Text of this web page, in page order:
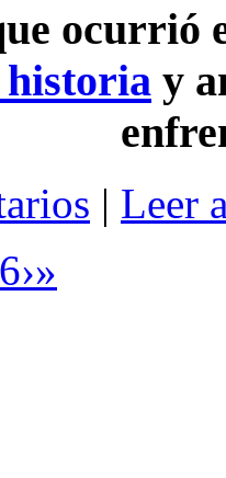
ocurrió
historia y
| Leer
6›»